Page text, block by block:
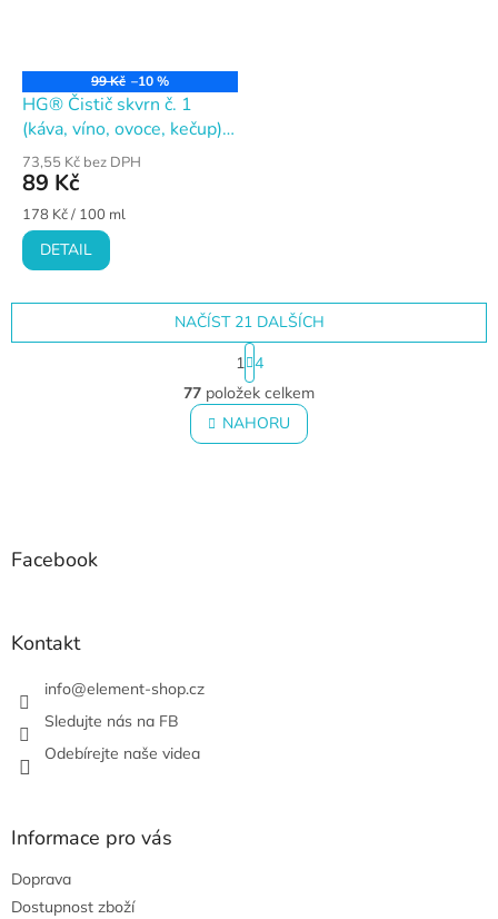
99 Kč –10 %
HG® Čistič skvrn č. 1
(káva, víno, ovoce, kečup),
50 ml
73,55 Kč bez DPH
89 Kč
Měrná
cena:
178 Kč / 100 ml
DETAIL
O
v
l
á
NAČÍST 21 DALŠÍCH
S
t
r
á
n
k
1
4
77 položek celkem
NAHORU
Facebook
Kontakt
info@element-shop.cz
Sledujte nás na FB
Odebírejte naše videa
Informace pro vás
Doprava
Dostupnost zboží